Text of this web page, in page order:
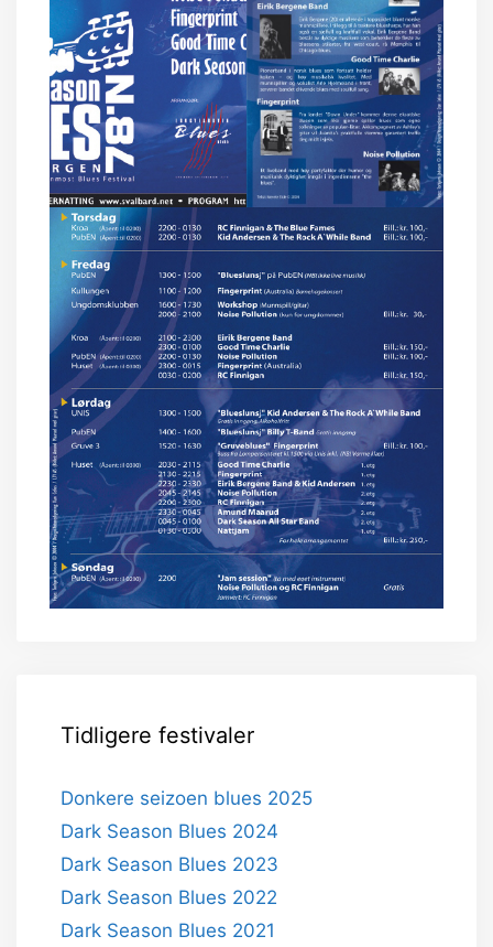
Tidligere festivaler
Donkere seizoen blues 2025
Dark Season Blues 2024
Dark Season Blues 2023
Dark Season Blues 2022
Dark Season Blues 2021